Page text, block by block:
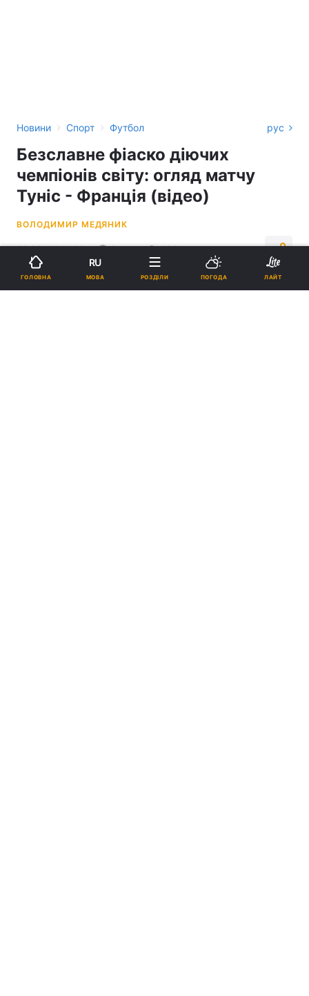
Новини › Спорт › Футбол рус
Безславне фіаско діючих
чемпіонів світу: огляд матчу
Туніс - Франція (відео)
ВОЛОДИМИР МЕДЯНИК
22:22, 30.11.22 2 хв. 2680
Підпишіться на нас в Google
ГОЛОВНА
RU
МОВА РОЗДІЛИ ПОГОДА ЛАЙТ